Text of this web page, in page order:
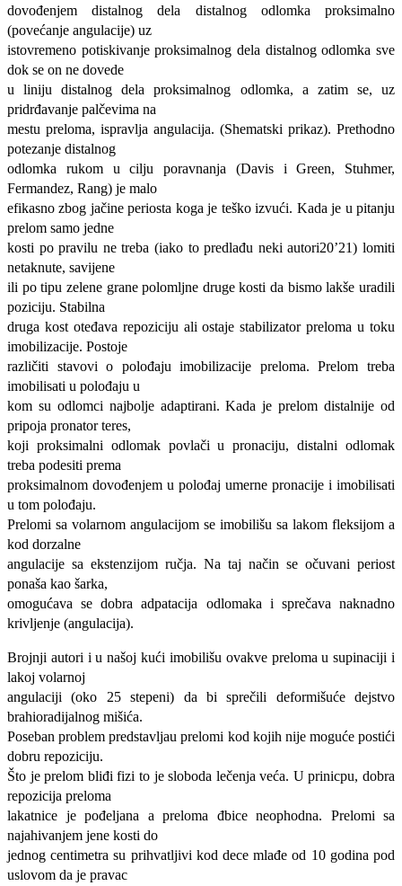
dovođenjem distalnog dela distalnog odlomka proksimalno
(povećanje angulacije) uz
istovremeno potiskivanje proksimalnog dela distalnog odlomka sve
dok se on ne dovede
u liniju distalnog dela proksimalnog odlomka, a zatim se, uz
pridrđavanje palčevima na
mestu preloma, ispravlja angulacija. (Shematski prikaz). Prethodno
potezanje distalnog
odlomka rukom u cilju poravnanja (Davis i Green, Stuhmer,
Fermandez, Rang) je malo
efikasno zbog jačine periosta koga je teško izvući. Kada je u pitanju
prelom samo jedne
kosti po pravilu ne treba (iako to predlađu neki autori20’21) lomiti
netaknute, savijene
ili po tipu zelene grane polomljne druge kosti da bismo lakše uradili
poziciju. Stabilna
druga kost oteđava repoziciju ali ostaje stabilizator preloma u toku
imobilizacije. Postoje
različiti stavovi o polođaju imobilizacije preloma. Prelom treba
imobilisati u polođaju u
kom su odlomci najbolje adaptirani. Kada je prelom distalnije od
pripoja pronator teres,
koji proksimalni odlomak povlači u pronaciju, distalni odlomak
treba podesiti prema
proksimalnom dovođenjem u polođaj umerne pronacije i imobilisati
u tom polođaju.
Prelomi sa volarnom angulacijom se imobilišu sa lakom fleksijom a
kod dorzalne
angulacije sa ekstenzijom ručja. Na taj način se očuvani periost
ponaša kao šarka,
omogućava se dobra adpatacija odlomaka i sprečava naknadno
krivljenje (angulacija).
Brojnji autori i u našoj kući imobilišu ovakve preloma u supinaciji i
lakoj volarnoj
angulaciji (oko 25 stepeni) da bi sprečili deformišuće dejstvo
brahioradijalnog mišića.
Poseban problem predstavljau prelomi kod kojih nije moguće postići
dobru repoziciju.
Što je prelom bliđi fizi to je sloboda lečenja veća. U prinicpu, dobra
repozicija preloma
lakatnice je pođeljana a preloma đbice neophodna. Prelomi sa
najahivanjem jene kosti do
jednog centimetra su prihvatljivi kod dece mlađe od 10 godina pod
uslovom da je pravac